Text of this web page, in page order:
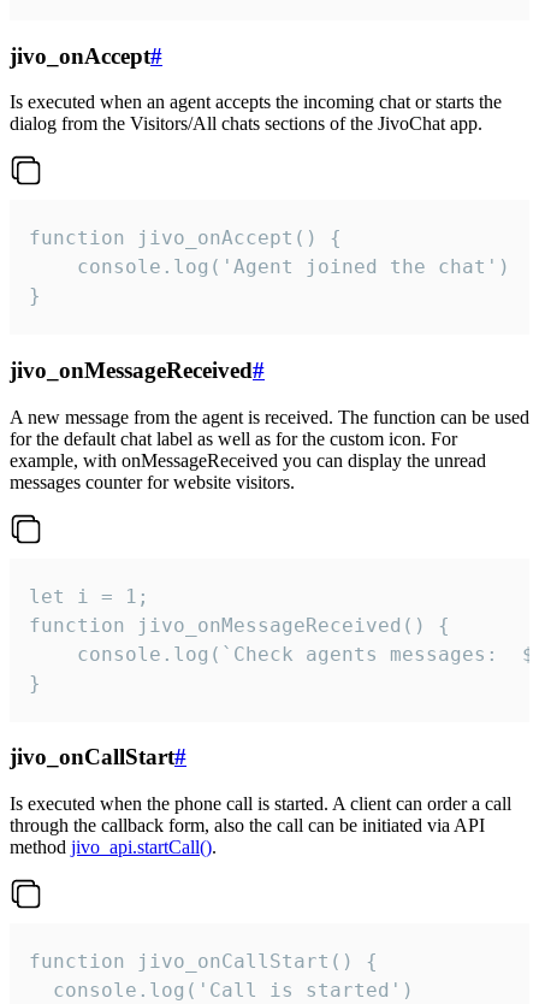
jivo_onAccept#
Is executed when an agent accepts the incoming chat or starts the
dialog from the Visitors/All chats sections of the JivoChat app.
function jivo_onAccept() {
}
jivo_onMessageReceived#
A new message from the agent is received. The function can be used
for the default chat label as well as for the custom icon. For
example, with onMessageReceived you can display the unread
messages counter for website visitors.
let i = 1;
function jivo_onMessageReceived() {
}
jivo_onCallStart#
Is executed when the phone call is started. A client can order a call
through the callback form, also the call can be initiated via API
method jivo_api.startCall().
function jivo_onCallStart() {
  console.log('Call is started')